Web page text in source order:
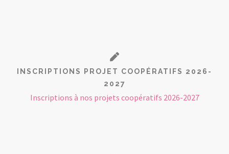
INSCRIPTIONS PROJET COOPÉRATIFS 2026-
2027
Inscriptions à nos projets coopératifs 2026-2027